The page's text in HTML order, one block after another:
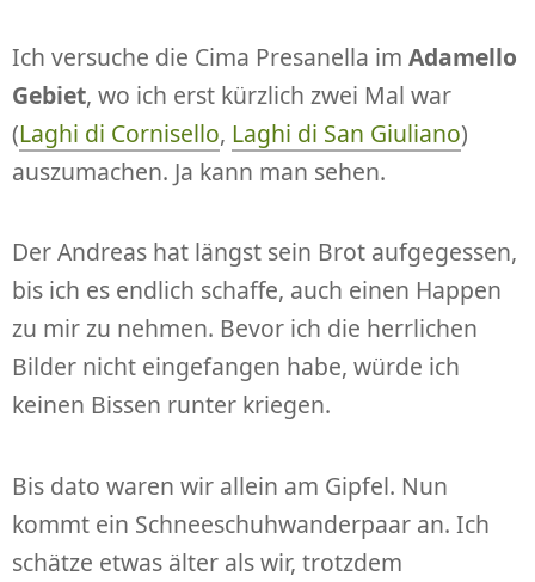
Ich versuche die Cima Presanella im Adamello
Gebiet, wo ich erst kürzlich zwei Mal war
(Laghi di Cornisello, Laghi di San Giuliano)
auszumachen. Ja kann man sehen.
Der Andreas hat längst sein Brot aufgegessen,
bis ich es endlich schaffe, auch einen Happen
zu mir zu nehmen. Bevor ich die herrlichen
Bilder nicht eingefangen habe, würde ich
keinen Bissen runter kriegen.
Bis dato waren wir allein am Gipfel. Nun
kommt ein Schneeschuhwanderpaar an. Ich
schätze etwas älter als wir, trotzdem